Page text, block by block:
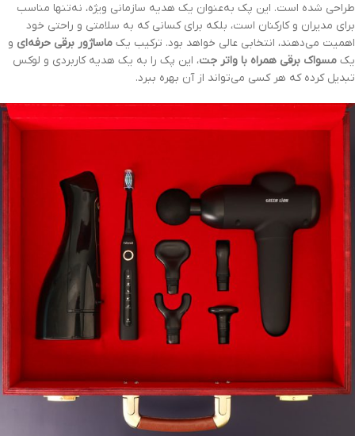
طراحی شده است. این پک به‌عنوان یک هدیه سازمانی ویژه، نه‌تنها مناسب
برای مدیران و کارکنان است، بلکه برای کسانی که به سلامتی و راحتی خود
اهمیت می‌دهند، انتخابی عالی خواهد بود. ترکیب یک ماساژور برقی حرفه‌ای و
یک مسواک برقی همراه با واتر جت، این پک را به یک هدیه کاربردی و لوکس
تبدیل کرده که هر کسی می‌تواند از آن بهره ببرد.